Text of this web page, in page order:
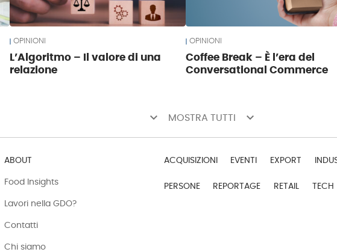
OPINIONI
L’Algoritmo – Il valore di una
relazione
OPINIONI
Coffee Break – È l’era del
Conversational Commerce
keyboard_arrow_down MOSTRA TUTTI keyboard_arrow_down
ABOUT
Food Insights
Lavori nella GDO?
Contatti
Chi siamo
ACQUISIZIONI EVENTI EXPORT
PERSONE REPORTAGE RETAIL TECH